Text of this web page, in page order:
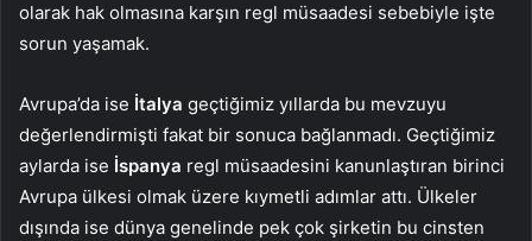
olarak hak olmasına karşın regl müsaadesi sebebiyle işte
sorun yaşamak.
Avrupa’da ise İtalya geçtiğimiz yıllarda bu mevzuyu
değerlendirmişti fakat bir sonuca bağlanmadı. Geçtiğimiz
aylarda ise İspanya regl müsaadesini kanunlaştıran birinci
Avrupa ülkesi olmak üzere kıymetli adımlar attı. Ülkeler
dışında ise dünya genelinde pek çok şirketin bu cinsten